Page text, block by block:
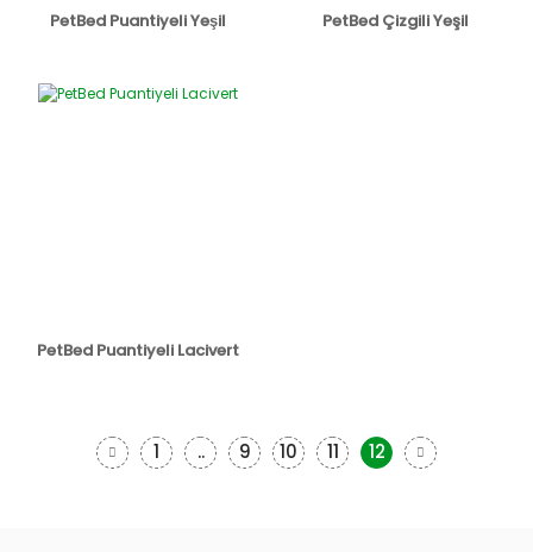
PetBed Puantiyeli Yeşil PetBed Çizgili Yeşil
PetBed Puantiyeli Lacivert
1 .. 9 10 11 12